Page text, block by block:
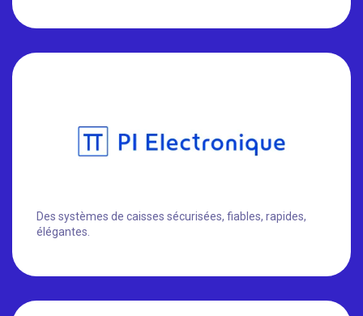
Des systèmes de caisses sécurisées, fiables, rapides,
élégantes.